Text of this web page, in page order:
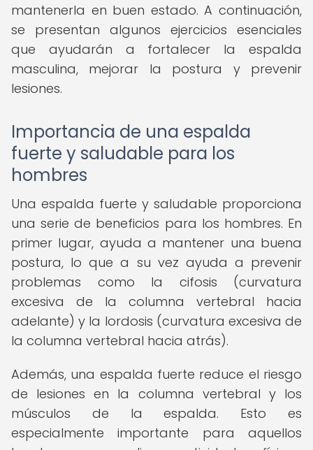
mantenerla en buen estado. A continuación,
se presentan algunos ejercicios esenciales
que ayudarán a fortalecer la espalda
masculina, mejorar la postura y prevenir
lesiones.
Importancia de una espalda
fuerte y saludable para los
hombres
Una espalda fuerte y saludable proporciona
una serie de beneficios para los hombres. En
primer lugar, ayuda a mantener una buena
postura, lo que a su vez ayuda a prevenir
problemas como la cifosis (curvatura
excesiva de la columna vertebral hacia
adelante) y la lordosis (curvatura excesiva de
la columna vertebral hacia atrás).
Además, una espalda fuerte reduce el riesgo
de lesiones en la columna vertebral y los
músculos de la espalda. Esto es
especialmente importante para aquellos